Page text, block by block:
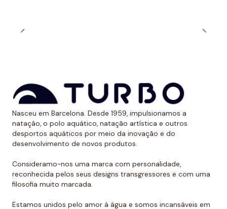
solares. Dessa forma, evitam ter uma marca óbvia
habitual. No caso de compará-lo com o fato de banho
de alça larga Turbo, sugerimos optar por um tamanho
menor, já que eles são um pouco maiores.
Nasceu em Barcelona. Desde 1959, impulsionamos a
natação, o polo aquático, natação artística e outros
desportos aquáticos por meio da inovação e do
desenvolvimento de novos produtos.
Consideramo-nos uma marca com personalidade,
reconhecida pelos seus designs transgressores e com uma
filosofia muito marcada.
Estamos unidos pelo amor à água e somos incansáveis em